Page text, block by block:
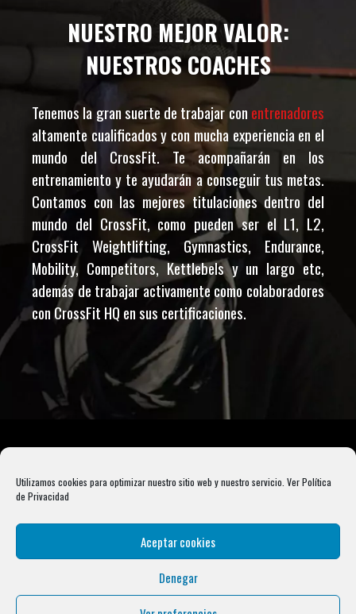
Utilizamos cookies para optimizar nuestro sitio web y nuestro servicio. Ver Política
de Privacidad
Aceptar cookies
Denegar
NUESTRO MEJOR VALOR:
NUESTROS COACHES
Tenemos la gran suerte de trabajar con entrenadores
altamente cualificados y con mucha experiencia en el
mundo del CrossFit. Te acompañarán en los
entrenamiento y te ayudarán a conseguir tus metas.
Contamos con las mejores titulaciones dentro del
mundo del CrossFit, como pueden ser el L1, L2,
CrossFit Weightlifting, Gymnastics, Endurance,
Mobility, Competitors, Kettlebels y un largo etc,
además de trabajar activamente como colaboradores
con CrossFit HQ en sus certificaciones.
Rebel Barbell S.L. B66099904 Pasaje Rustullet 18, 08041 (Barcelona)
info@condalcrossfit.com © Copyright 2025 Condal Crossfit -Blog-Política de